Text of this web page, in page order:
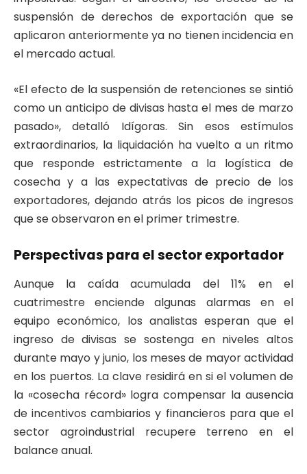
suspensión de derechos de exportación que se
aplicaron anteriormente ya no tienen incidencia en
el mercado actual.
«El efecto de la suspensión de retenciones se sintió
como un anticipo de divisas hasta el mes de marzo
pasado», detalló Idígoras. Sin esos estímulos
extraordinarios, la liquidación ha vuelto a un ritmo
que responde estrictamente a la logística de
cosecha y a las expectativas de precio de los
exportadores, dejando atrás los picos de ingresos
que se observaron en el primer trimestre.
Perspectivas para el sector exportador
Aunque la caída acumulada del 11% en el
cuatrimestre enciende algunas alarmas en el
equipo económico, los analistas esperan que el
ingreso de divisas se sostenga en niveles altos
durante mayo y junio, los meses de mayor actividad
en los puertos. La clave residirá en si el volumen de
la «cosecha récord» logra compensar la ausencia
de incentivos cambiarios y financieros para que el
sector agroindustrial recupere terreno en el
balance anual.